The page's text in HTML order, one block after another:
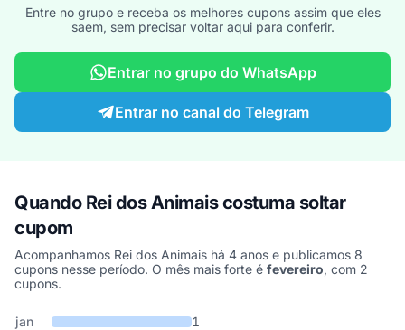
Entre no grupo e receba os melhores cupons assim que eles
saem, sem precisar voltar aqui para conferir.
Entrar no grupo do WhatsApp
Entrar no canal do Telegram
Quando Rei dos Animais costuma soltar
cupom
Acompanhamos Rei dos Animais há 4 anos e publicamos 8
cupons nesse período. O mês mais forte é fevereiro, com 2
cupons.
Cupons de Rei dos Animais publicados por mês, somando os
Mês Cupons publicadosDesconto médio
jan
1